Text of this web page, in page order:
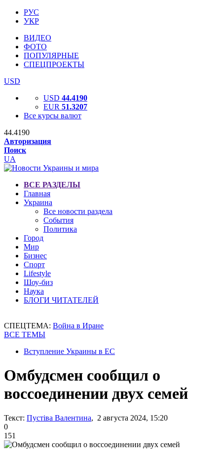
РУС
УКР
ВИДЕО
ФОТО
ПОПУЛЯРНЫЕ
СПЕЦПРОЕКТЫ
USD
USD 44.4190
EUR 51.3207
Все курсы валют
44.4190
Авторизация
Поиск
UA
ВСЕ РАЗДЕЛЫ
Главная
Украина
Все новости раздела
События
Политика
Город
Мир
Бизнес
Спорт
Lifestyle
Шоу-биз
Наука
БЛОГИ ЧИТАТЕЛЕЙ
СПЕЦТЕМА: Война в Иране
ВСЕ ТЕМЫ
Вступление Украины в ЕС
Омбудсмен сообщил о
воссоединении двух семей
Текст: Пустіва Валентина, 2 августа 2024, 15:20
0
151